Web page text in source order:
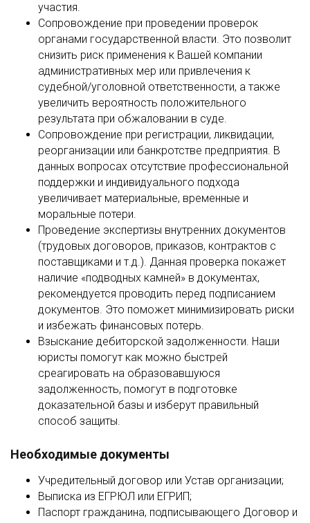
участия.
Сопровождение при проведении проверок
органами государственной власти. Это позволит
снизить риск применения к Вашей компании
административных мер или привлечения к
судебной/уголовной ответственности, а также
увеличить вероятность положительного
результата при обжаловании в суде.
Сопровождение при регистрации, ликвидации,
реорганизации или банкротстве предприятия. В
данных вопросах отсутствие профессиональной
поддержки и индивидуального подхода
увеличивает материальные, временные и
моральные потери.
Проведение экспертизы внутренних документов
(трудовых договоров, приказов, контрактов с
поставщиками и т.д.). Данная проверка покажет
наличие «подводных камней» в документах,
рекомендуется проводить перед подписанием
документов. Это поможет минимизировать риски
и избежать финансовых потерь.
Взыскание дебиторской задолженности. Наши
юристы помогут как можно быстрей
среагировать на образовавшуюся
задолженность, помогут в подготовке
доказательной базы и изберут правильный
способ защиты.
Необходимые документы
Учредительный договор или Устав организации;
Выписка из ЕГРЮЛ или ЕГРИП;
Паспорт гражданина, подписывающего Договор и